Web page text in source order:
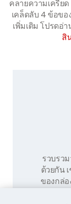
คลายความเครีย
เคล็ดลับ 4 ข้อขอ
เพิ่มเติม โปรดอ่
สิ
รวบรว
ด้วยกัน
ของกล่